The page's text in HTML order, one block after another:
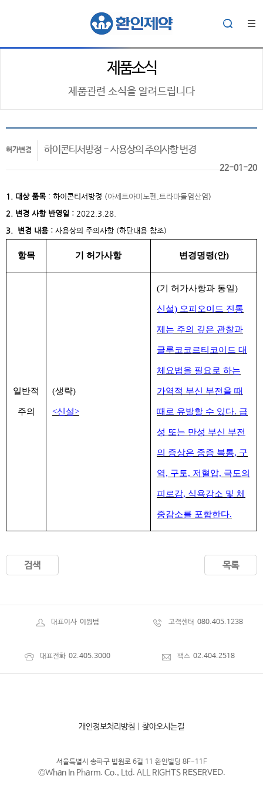
제품소식
제품관련 소식을 알려드립니다
허가변경 하이콘티서방정 - 사용상의 주의사항 변경
22-01-20
1. 대상품목 : 하이콘티서방정 (아세트아미노펜,트라마돌염산염)
2. 변경 사항 반영일 : 2022.3.28.
3. 변경 내용 : 사용상의 주의사항 (하단내용 참조)
항목 기 허가사항 변경명령(안)
일반적
주의
(생략)
<신설>
(기 허가사항과 동일)
신설) 오피오이드 진통
제는 주의 깊은 관찰과
글루코코르티코이드 대
체요법을 필요로 하는
가역적 부신 부전을 때
때로 유발할 수 있다. 급
성 또는 만성 부신 부전
의 증상은 중증 복통, 구
역, 구토, 저혈압, 극도의
피로감, 식욕감소 및 체
중감소를 포함한다.
검색 목록
대표이사 이원범 고객센터 080.405.1238
대표전화 02.405.3000 팩스 02.404.2518
개인정보처리방침 찾아오시는길
서울특별시 송파구 법원로 6길 11 환인빌딩 8F-11F
©Whan In Pharm. Co., Ltd. ALL RIGHTS RESERVED.